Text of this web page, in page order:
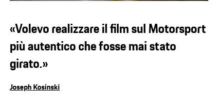
«Volevo realizzare il film sul Motorsport
più autentico che fosse mai stato
girato.»
Joseph Kosinski